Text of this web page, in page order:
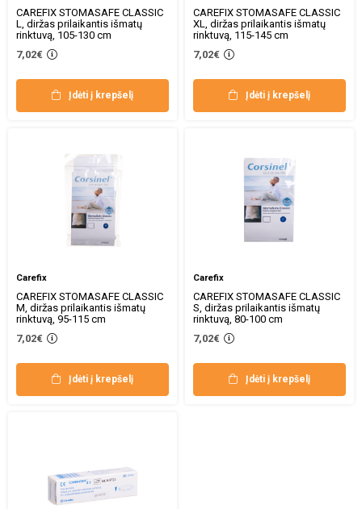
CAREFIX STOMASAFE CLASSIC
L, diržas prilaikantis išmatų
rinktuvą, 105-130 cm
7,02€
Įdėti į krepšelį
CAREFIX STOMASAFE CLASSIC
XL, diržas prilaikantis išmatų
rinktuvą, 115-145 cm
7,02€
Įdėti į krepšelį
Carefix
CAREFIX STOMASAFE CLASSIC
M, diržas prilaikantis išmatų
rinktuvą, 95-115 cm
7,02€
Įdėti į krepšelį
Carefix
CAREFIX STOMASAFE CLASSIC
S, diržas prilaikantis išmatų
rinktuvą, 80-100 cm
7,02€
Įdėti į krepšelį